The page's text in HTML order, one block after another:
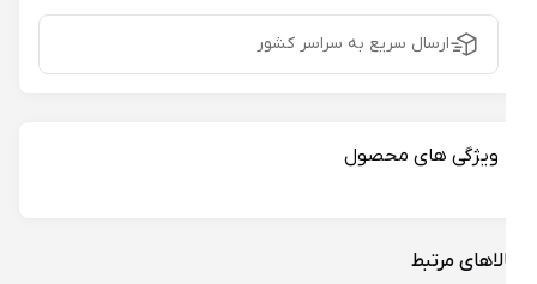
ارسال سریع به سراسر کشور
ویژگی های محصول
مرتبط